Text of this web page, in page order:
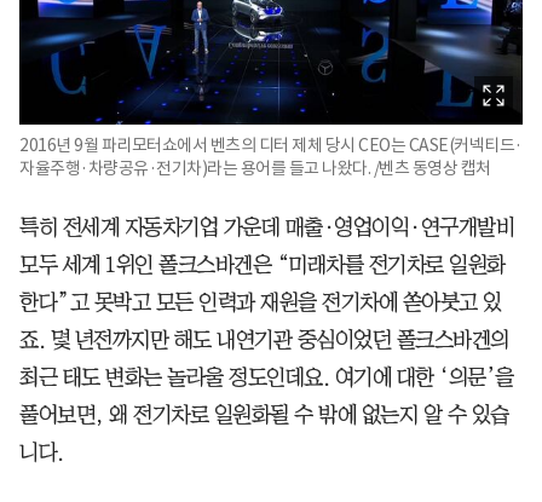
2016년 9월 파리모터쇼에서 벤츠의 디터 제체 당시 CEO는 CASE(커넥티드·
자율주행·차량공유·전기차)라는 용어를 들고 나왔다. /벤츠 동영상 캡처
특히 전세계 자동차기업 가운데 매출·영업이익·연구개발비
모두 세계 1위인 폴크스바겐은 “미래차를 전기차로 일원화
한다”고 못박고 모든 인력과 재원을 전기차에 쏟아붓고 있
죠. 몇 년전까지만 해도 내연기관 중심이었던 폴크스바겐의
최근 태도 변화는 놀라울 정도인데요. 여기에 대한 ‘의문’을
풀어보면, 왜 전기차로 일원화될 수 밖에 없는지 알 수 있습
니다.